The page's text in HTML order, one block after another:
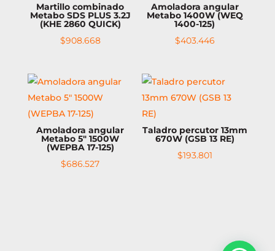
Martillo combinado
Metabo SDS PLUS 3.2J
(KHE 2860 QUICK)
$908.668
Amoladora angular
Metabo 1400W (WEQ
1400-125)
$403.446
Amoladora angular
Metabo 5″ 1500W
(WEPBA 17-125)
$686.527
Taladro percutor 13mm
670W (GSB 13 RE)
$193.801